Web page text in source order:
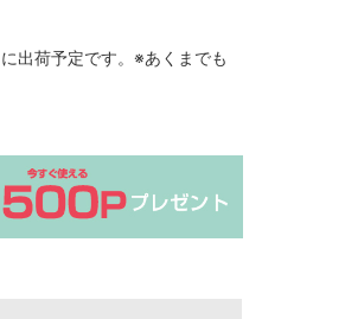
に出荷予定です。※あくまでも